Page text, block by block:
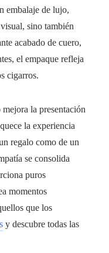
embalaje de lujo,
sino también
acabado de cuero,
el empaque refleja
cigarros.
la presentación
la experiencia
regalo como de un
se consolida
puros
momentos
que los
y descubre todas las